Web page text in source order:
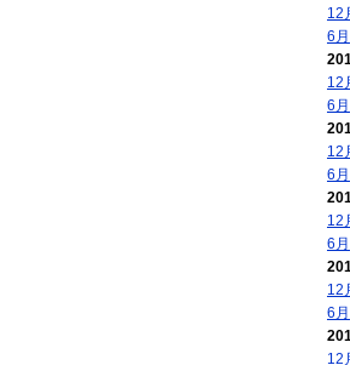
12
6月
12
6月
12
6月
12
6月
12
6月
12